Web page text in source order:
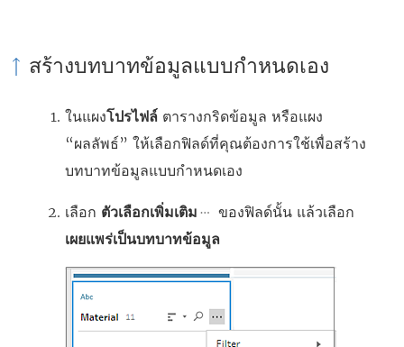
ห
า
ต่
ง
ห
สร้างบทบาทข้อมูลแบบกำหนดเอง
ในแผงโปรไฟล์ ตารางกริดข้อมูล หรือแผง
“ผลลัพธ์” ให้เลือกฟิลด์ที่คุณต้องการใช้เพื่อสร้าง
บทบาทข้อมูลแบบกำหนดเอง
เลือก ตัวเลือกเพิ่มเติม
ของฟิลด์นั้น แล้วเลือก
เผยแพร่เป็นบทบาทข้อมูล